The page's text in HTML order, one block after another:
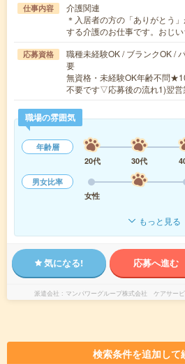
仕事内容
介護関連
＊入居者の方の「ありがとう
する介護のお仕事です。おじ
応募資格
職種未経験OK / ブランクOK /
要
無資格・未経験OK年齢不問
不要です▽応募後の流れ1)翌
職場の雰囲気
年齢層
20代
30代
男女比率
女性
もっと見る
気になる! 応募へ進む
派遣会社 マンパワーグループ株式会社 ケアサー
検索条件を追加して